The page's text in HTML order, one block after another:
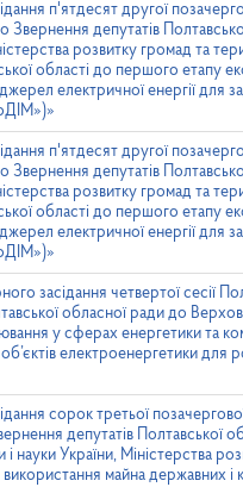
п'ятдесят другої
депутатів
розвитку громад та
області до першого етапу
електричної енергії для
п'ятдесят другої
депутатів
розвитку громад та
області до першого етапу
електричної енергії для
засідання четвертої сесії
обласної ради до
у сферах енергетики та
електроенергетики
сорок третьої
депутатів Полтавської
і науки України,
майна державних і